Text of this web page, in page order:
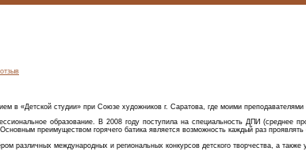
в «Детской студии» при Союзе художников г. Саратова, где моими
образование. В 2008 году поступила на специальность ДПИ (среднее
преимуществом горячего батика является возможность каждый раз проявлять
различных международных и региональных конкурсов детского творчества, а